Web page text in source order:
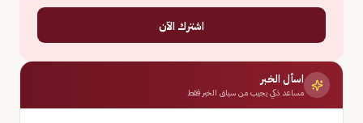
اشترك الآن
اسأل الخبر
مساعد ذكي يجيب من سياق الخبر فقط